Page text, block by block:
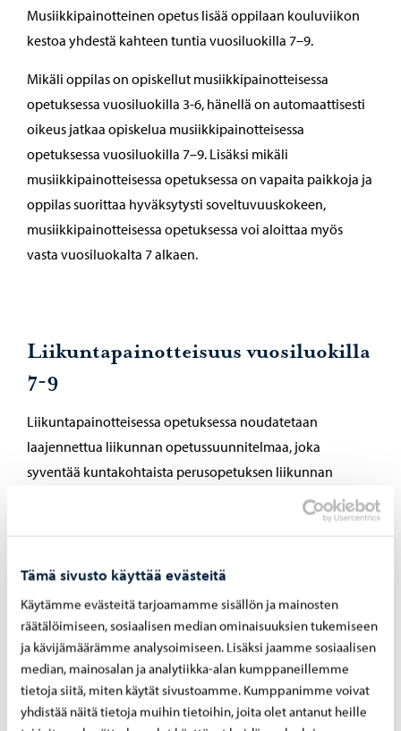
Tämä sivusto käyttää evästeitä
Käytämme evästeitä tarjoamamme sisällön ja mainosten
räätälöimiseen, sosiaalisen median ominaisuuksien tukemiseen
ja kävijämäärämme analysoimiseen. Lisäksi jaamme sosiaalisen
median, mainosalan ja analytiikka-alan kumppaneillemme
tietoja siitä, miten käytät sivustoamme. Kumppanimme voivat
yhdistää näitä tietoja muihin tietoihin, joita olet antanut heille
Musiikkipainotteinen opetus lisää oppilaan kouluviikon
kestoa yhdestä kahteen tuntia vuosiluokilla 7–9.
Mikäli oppilas on opiskellut musiikkipainotteisessa
opetuksessa vuosiluokilla 3-6, hänellä on automaattisesti
oikeus jatkaa opiskelua musiikkipainotteisessa
opetuksessa vuosiluokilla 7–9. Lisäksi mikäli
musiikkipainotteisessa opetuksessa on vapaita paikkoja ja
oppilas suorittaa hyväksytysti soveltuvuuskokeen,
musiikkipainotteisessa opetuksessa voi aloittaa myös
vasta vuosiluokalta 7 alkaen.
Liikuntapainotteisuus vuosiluokilla
7-9
Liikuntapainotteisessa opetuksessa noudatetaan
laajennettua liikunnan opetussuunnitelmaa, joka
syventää kuntakohtaista perusopetuksen liikunnan
oppimäärää. Painotetussa liikunnan opetuksessa
hyödynnetään Olympiakomitean Kasva urheilijaksi -
urheiluakatemian kanssa. Opetuksen painopisteenä on
laadukkaan ja monipuolisen liikunnan mahdollistaminen
sekä nuoren kehittymisen tukeminen urheilijapolulla.
Liikuntapainotteisen opetuksen tavoitteena on vahvistaa
nuoren urheilijan motorisia perustaitoja, ja sitä kautta
kehittää häntä urheilijana eteenpäin.